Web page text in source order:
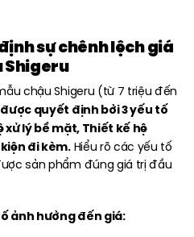
sự chênh lệch giá
Shigeru
chậu Shigeru (từ 7 triệu đến
quyết định bởi 3 yếu tố
lý bề mặt, Thiết kế hệ
đi kèm.Hiểu rõ các yếu tố
sản phẩm đúng giá trị đầu
ảnh hưởng đến giá: